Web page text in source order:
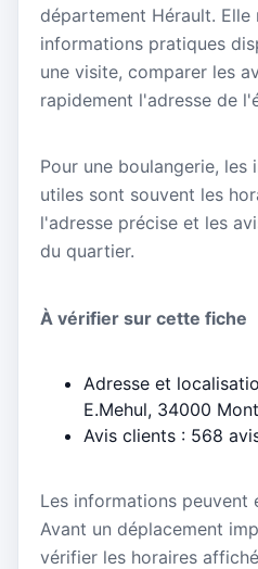
département Hérault. Elle
informations pratiques
une visite, comparer les
rapidement l'adresse de
Pour une boulangerie, les
utiles sont souvent les
l'adresse précise et les
du quartier.
À vérifier sur cette fiche
Adresse et
E.Mehul, 34000
Avis clients : 568
Les informations peuvent
Avant un déplacement
vérifier les horaires